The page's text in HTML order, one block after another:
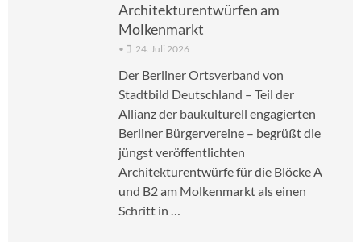
Architekturentwürfen am
Molkenmarkt
• 24. Juli 2026
Der Berliner Ortsverband von
Stadtbild Deutschland – Teil der
Allianz der baukulturell engagierten
Berliner Bürgervereine – begrüßt die
jüngst veröffentlichten
Architekturentwürfe für die Blöcke A
und B2 am Molkenmarkt als einen
Schritt in …